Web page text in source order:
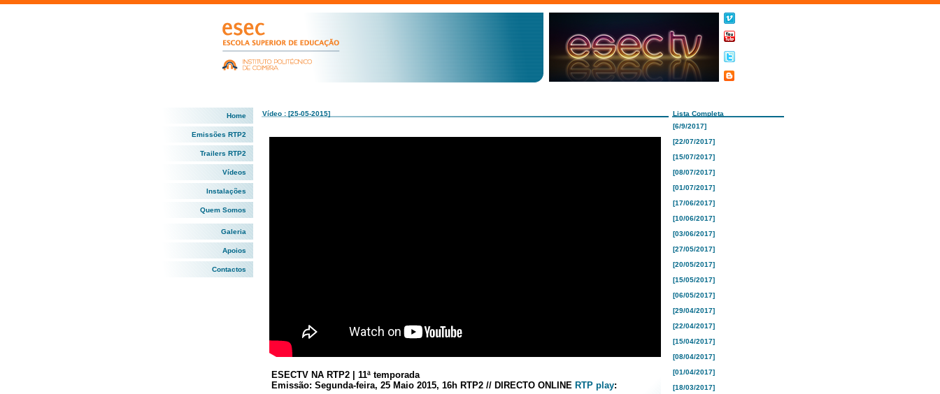
Home
Emissões RTP2
Trailers RTP2
Vídeos
Instalações
Quem Somos
Galeria
Apoios
Contactos
Vídeo : [25-05-2015] Lista Completa
ESECTV NA RTP2 | 11ª temporada
Emissão: Segunda-feira, 25 Maio 2015, 16h RTP2 // DIRECTO ONLINE RTP play:
[6/9/2017]
[22/07/2017]
[15/07/2017]
[08/07/2017]
[01/07/2017]
[17/06/2017]
[10/06/2017]
[03/06/2017]
[27/05/2017]
[20/05/2017]
[15/05/2017]
[06/05/2017]
[29/04/2017]
[22/04/2017]
[15/04/2017]
[08/04/2017]
[01/04/2017]
[18/03/2017]